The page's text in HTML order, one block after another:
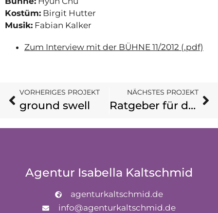
Kostüm: Birgit Hutter
Musik: Fabian Kalker
Zum Interview mit der BÜHNE 11/2012 (.pdf)
VORHERIGES PROJEKT
ground swell
NÄCHSTES PROJEKT
Ratgeber für den intelligenten Homosexuellen zu Kapitalismus und Sozialismus mit Schlüssel zur Heiligen Schrift
Agentur Isabella Kaltschmid
agenturkaltschmid.de
info@agenturkaltschmid.de